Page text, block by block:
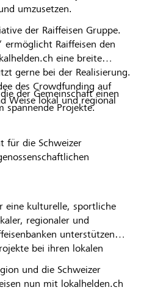
umzusetzen.
der Raiffeisen Gruppe.
ermöglicht Raiffeisen den
eine breite
gerne bei der Realisierung.
des Crowdfunding auf
Weise lokal und regional
der Gemeinschaft einen
spannende Projekte.
für die Schweizer
eine kulturelle, sportliche
regionaler und
unterstützen
bei ihren lokalen
und die Schweizer
nun mit lokalhelden.ch